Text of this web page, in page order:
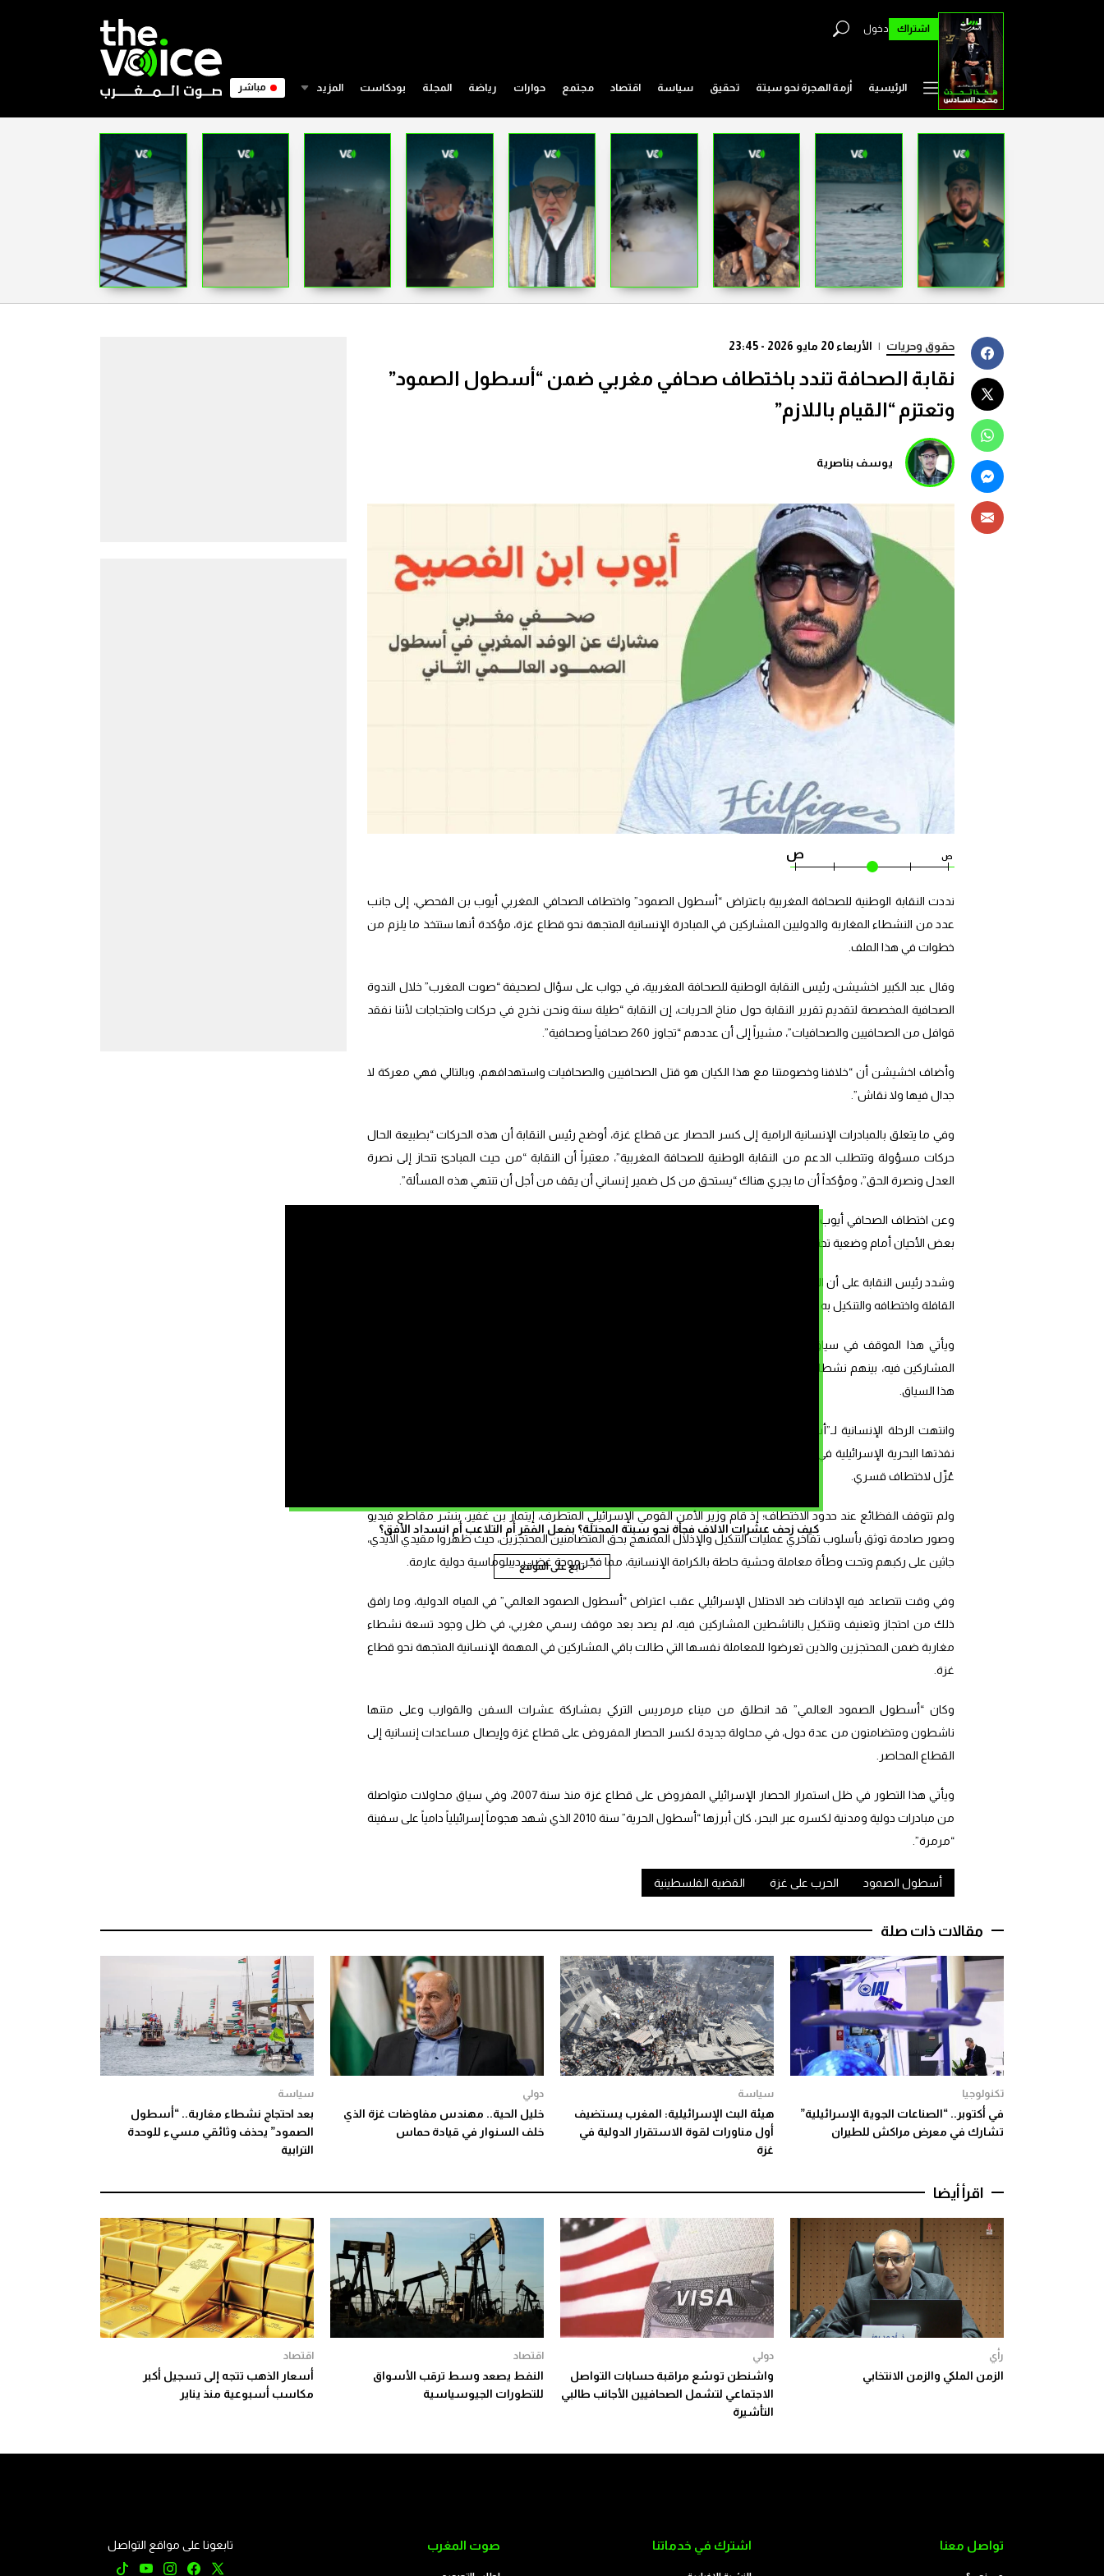
اشتراك دخول
الرئيسية أزمة الهجرة نحو سبتة تحقيق سياسة اقتصاد مجتمع حوارات رياضة المجلة بودكاست المزيد مباشر
كيف زحف عشرات الالاف فجأة نحو سبتة المحتلة؟ بفعل الفقر أم التلاعب أم انسداد الأفق؟
تابع على الموقع
حقوق وحريات | الأربعاء 20 مايو 2026 - 23:45
نقابة الصحافة تندد باختطاف صحافي مغربي ضمن “أسطول الصمود”
وتعتزم “القيام باللازم”
يوسف بناصرية
ص ص
نددت النقابة الوطنية للصحافة المغربية باعتراض “أسطول الصمود” واختطاف الصحافي المغربي أيوب بن الفحصي، إلى جانب
عدد من النشطاء المغاربة والدوليين المشاركين في المبادرة الإنسانية المتجهة نحو قطاع غزة، مؤكدة أنها ستتخذ ما يلزم من
خطوات في هذا الملف.
وقال عبد الكبير اخشيشن، رئيس النقابة الوطنية للصحافة المغربية، في جواب على سؤال لصحيفة “صوت المغرب” خلال الندوة
الصحافية المخصصة لتقديم تقرير النقابة حول مناخ الحريات، إن النقابة “طيلة سنة ونحن نخرج في حركات واحتجاجات لأننا نفقد
قوافل من الصحافيين والصحافيات”، مشيراً إلى أن عددهم “تجاوز 260 صحافياً وصحافية”.
وأضاف اخشيشن أن “خلافنا وخصومتنا مع هذا الكيان هو قتل الصحافيين والصحافيات واستهدافهم، وبالتالي فهي معركة لا
جدال فيها ولا نقاش”.
وفي ما يتعلق بالمبادرات الإنسانية الرامية إلى كسر الحصار عن قطاع غزة، أوضح رئيس النقابة أن هذه الحركات “بطبيعة الحال
حركات مسؤولة وتتطلب الدعم من النقابة الوطنية للصحافة المغربية”، معتبراً أن النقابة “من حيث المبادئ تنحاز إلى نصرة
العدل ونصرة الحق”، ومؤكداً أن ما يجري هناك “يستحق من كل ضمير إنساني أن يقف من أجل أن تنتهي هذه المسألة”.
وعن اختطاف الصحافي أيوب ابن الفحصي، قال اخشيشن: “نحن علمنا بكل ذلك الليلة الماضية. نحن في النقابة نجد أنفسنا في
بعض الأحيان أمام وضعية تحتاج إلى موقف، لا إلى بحث وتمحيص، فنُسجل موقفاً في انتظار أن تتضح الأمور”.
وشدد رئيس النقابة على أن الهيئة “تطالب بإطلاق سراحه”، في إشارة إلى الصحافي المغربي أيوب بن الفحصي، و”تندد باعتراض
القافلة واختطافه والتنكيل به وبجميع النشطاء”، مؤكداً أنه “من حيث المبدأ نرفض استهداف أي صحافي وسنقوم باللازم”.
ويأتي هذا الموقف في سياق تصاعد التفاعلات مع واقعة اعتراض أسطول الصمود في المياه الدولية، واحتجاز عدد من
المشاركين فيه، بينهم نشطاء وصحافيون من جنسيات مختلفة، من ضمنهم المغاربة التسعة الذين تم تداول أسمائهم في
هذا السياق.
نفذتها البحرية الإسرائيلية في عرض المياه الدولية؛ حيث تعرض مئات الناشطين الدوليين، بينهم أطباء وصحافيون وحقوقيون
عُزّل لاختطاف قسري.
ولم تتوقف الفظائع عند حدود الاختطاف؛ إذ قام وزير الأمن القومي الإسرائيلي المتطرف، إيتمار بن غفير، بنشر مقاطع فيديو
وصور صادمة توثق بأسلوب تفاخري عمليات التنكيل والإذلال الممنهج بحق المتضامنين المحتجزين، حيث ظهروا مقيدي الأيدي،
جاثين على ركبهم وتحت وطأة معاملة وحشية حاطة بالكرامة الإنسانية، مما فجّر موجة غضب ديبلوماسية دولية عارمة.
وفي وقت تتصاعد فيه الإدانات ضد الاحتلال الإسرائيلي عقب اعتراض “أسطول الصمود العالمي” في المياه الدولية، وما رافق
ذلك من احتجاز وتعنيف وتنكيل بالناشطين المشاركين فيه، لم يصد بعد موقف رسمي مغربي، في ظل وجود تسعة نشطاء
مغاربة ضمن المحتجزين والذين تعرضوا للمعاملة نفسها التي طالت باقي المشاركين في المهمة الإنسانية المتجهة نحو قطاع
غزة.
وكان “أسطول الصمود العالمي” قد انطلق من ميناء مرمريس التركي بمشاركة عشرات السفن والقوارب وعلى متنها
ناشطون ومتضامنون من عدة دول، في محاولة جديدة لكسر الحصار المفروض على قطاع غزة وإيصال مساعدات إنسانية إلى
القطاع المحاصر.
ويأتي هذا التطور في ظل استمرار الحصار الإسرائيلي المفروض على قطاع غزة منذ سنة 2007، وفي سياق محاولات متواصلة
من مبادرات دولية ومدنية لكسره عبر البحر، كان أبرزها “أسطول الحرية” سنة 2010 الذي شهد هجوماً إسرائيلياً دامياً على سفينة
“مرمرة”.
أسطول الصمود الحرب على غزة القضية الفلسطينية
مقالات ذات صلة
تكنولوجيا
في أكتوبر.. “الصناعات الجوية الإسرائيلية”
تشارك في معرض مراكش للطيران
سياسة
هيئة البث الإسرائيلية: المغرب يستضيف
أول مناورات لقوة الاستقرار الدولية في
غزة
دولي
خليل الحية.. مهندس مفاوضات غزة الذي
خلف السنوار في قيادة حماس
سياسة
بعد احتجاج نشطاء مغاربة.. “أسطول
الصمود” يحذف وثائقي مسيء للوحدة
الترابية
اقرأ أيضا
رأي
الزمن الملكي والزمن الانتخابي
دولي
واشنطن توسّع مراقبة حسابات التواصل
الاجتماعي لتشمل الصحافيين الأجانب طالبي
التأشيرة
اقتصاد
النفط يصعد وسط ترقب الأسواق
للتطورات الجيوسياسية
اقتصاد
أسعار الذهب تتجه إلى تسجيل أكبر
مكاسب أسبوعية منذ يناير
تواصل معنا اشترك في خدماتنا صوت المغرب تابعونا على مواقع التواصل